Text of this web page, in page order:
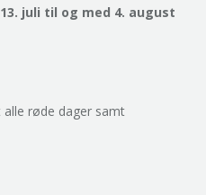
juli til og med 4. august
røde dager samt